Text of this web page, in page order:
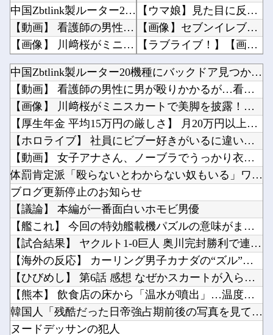
中国Zbtlink製ルーター20機種にバックドア見つかる 外部から完全制御のおそれ
【動画】 看護師の男性に男が殴りかかるが…看護師が柔術使いだった
【画像】 川﨑桜がミニスカートで美脚を披露！【さくたん】【乃木坂46】
【厚生年金 平均15万円の厳しさ】 月20万円以上はわずか1.8割、高齢夫婦は毎月4.2万...
【ホロライブ】 社員にビブー好きがいるに違いない（確信
【動画】 女子アナさん、ノーブラでうっかり衣装から乳首が透けてしまう放送事故ｗｗｗ
Powered by livedoor 相互RSS
【ウマ娘】見た目に反してシナリオが激重だったウマ娘、貼る。他
【画像】セブンイレブンのバイト「AIにちいかわの画像を食わせてっと………できた！」他
【ラブライブ！】【画像】沼津花火大会に行った藤野こころさん【声優】他
ワイ同じスマホ11年使ってるんやけど他
隣の臭デブキング貧乏揺すり背中のけぞりキョロ厨カンスケデブがウザすぎて心が折れそう…他
韓国人「日本がここまでの観光大国に発展した本当の理由がこちら…」→「昔から日本は愛されてた...
安川電機の人事がガチで美人すぎると話題に…（※画像あり）他
【ホロライブ】虎金妃笑虎「引っ越し先、洗濯機置き場がない 今気づいた」他
”サ終” 相次ぐスマホゲーム、倒産も急増 過去最多ペースで推移 「当たれば一攫千金」過去の...
中国国防省、海自イージス艦のトマホーク実射試験を批判「国際社会は新型軍国主義を団結して阻止...
ラノベ作家（52）「新作ラブコメ書いたぞ！ｗ」X民「いい歳こいてラブコメ（笑）恥ずかしくな...
Powered by livedoor 相互RSS
中国Zbtlink製ルーター20機種にバックドア見つかる 外...
【動画】 看護師の男性に男が殴りかかるが…看護師が柔術使いだ...
【画像】 川﨑桜がミニスカートで美脚を披露！【さくたん】【乃...
【厚生年金 平均15万円の厳しさ】 月20万円以上はわずか1...
【ホロライブ】 社員にビブー好きがいるに違いない（確信
【動画】 女子アナさん、ノーブラでうっかり衣装から乳首が透け...
体罰肯定派「殴らないとわからない奴もいる」ワイ「いや司法や警...
ブログ更新停止のお知らせ
【議論】 本編が一番面白いホモビ男優
【艦これ】 今回の特効艦載機パズルの意味がまだよく分かってな...
【試合結果】 ヤクルト1-0巨人 奥川完封勝利で連敗ストップ...
【海外の反応】 カーリング男子カナダの“ズル”の証拠写真が世...
【ひびめし】 第6話 感想 なぜかスカートが入らないが！？【...
【熊本】 飲食店の床から「温水が噴出」…温度は40℃程度、熱...
韓国人「残酷だった日帝強占期前後の写真を見てみよう」
ヌードデッサンの犯人